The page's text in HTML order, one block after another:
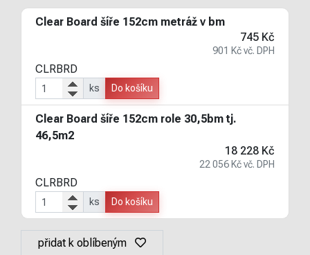
Clear Board šíře 152cm metráž v bm
745 Kč
901 Kč vč. DPH
CLRBRD
ks Do košíku
Clear Board šíře 152cm role 30,5bm tj.
46,5m2
18 228 Kč
22 056 Kč vč. DPH
CLRBRD
ks Do košíku
přidat k oblíbeným